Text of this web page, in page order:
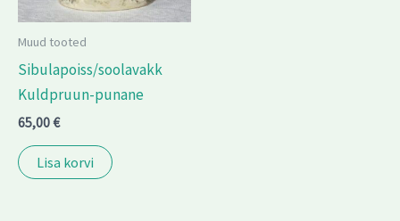
Muud tooted
Sibulapoiss/soolavakk
Kuldpruun-punane
65,00€
Lisa korvi